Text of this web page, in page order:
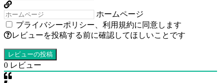
ホームページ
プライバシーポリシー
利用規約に同意します
レビューを投稿する前に確認してほしいことです
0 レビュー